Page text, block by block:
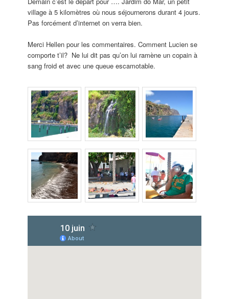
village à 5 kilomètres où nous séjournerons durant 4 jours.
Pas forcément d’internet on verra bien.
Merci Hellen pour les commentaires. Comment Lucien se
comporte t’il? Ne lui dit pas qu’on lui ramène un copain à
sang froid et avec une queue escamotable.